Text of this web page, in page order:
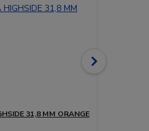
31,8 MM ORANGE